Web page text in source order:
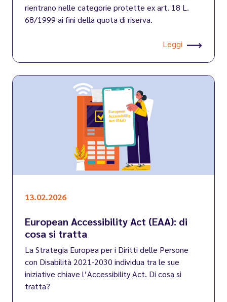
rientrano nelle categorie protette ex art. 18 L.
68/1999 ai fini della quota di riserva.
Leggi
13.02.2026
European Accessibility Act (EAA): di
cosa si tratta
La Strategia Europea per i Diritti delle Persone
con Disabilità 2021-2030 individua tra le sue
iniziative chiave l’Accessibility Act. Di cosa si
tratta?